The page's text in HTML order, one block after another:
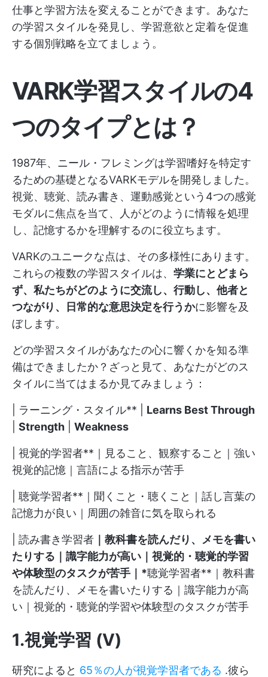
仕事と学習方法を変えることができます。あなた
の学習スタイルを発見し、学習意欲と定着を促進
する個別戦略を立てましょう。
VARK学習スタイルの4
つのタイプとは？
1987年、ニール・フレミングは学習嗜好を特定す
るための基礎となるVARKモデルを開発しました。
視覚、聴覚、読み書き、運動感覚という4つの感覚
モダルに焦点を当て、人がどのように情報を処理
し、記憶するかを理解するのに役立ちます。
VARKのユニークな点は、その多様性にあります。
これらの複数の学習スタイルは、 学業にとどまら
ず、私たちがどのように交流し、行動し、他者と
つながり、日常的な意思決定を行うかに影響を及
ぼします。
どの学習スタイルがあなたの心に響くかを知る準
備はできましたか？ざっと見て、あなたがどのス
タイルに当てはまるか見てみましょう：
| ラーニング・スタイル** | Learns Best Through
Strength Weakness
| 視覚的学習者**｜見ること、観察すること｜強い
視覚的記憶｜言語による指示が苦手
| 聴覚学習者**｜聞くこと・聴くこと｜話し言葉の
記憶力が良い｜周囲の雑音に気を取られる
| 読み書き学習者 ｜教科書を読んだり、メモを書い
たりする｜識字能力が高い｜視覚的・聴覚的学習
や体験型のタスクが苦手｜*聴覚学習者**｜教科書
を読んだり、メモを書いたりする｜識字能力が高
い｜視覚的・聴覚的学習や体験型のタスクが苦手
1.視覚学習 (V)
研究によると 65％の人が視覚学習者である .彼ら